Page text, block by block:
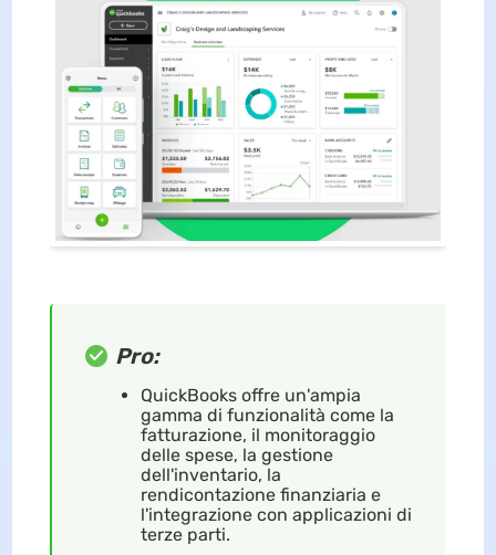
Pro:
QuickBooks offre un'ampia
gamma di funzionalità come la
fatturazione, il monitoraggio
delle spese, la gestione
dell'inventario, la
rendicontazione finanziaria e
l'integrazione con applicazioni di
terze parti.